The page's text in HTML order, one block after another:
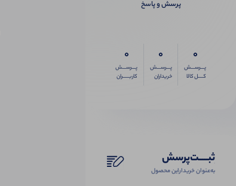
پرسش و پاسخ
0
پـــرســـش
کــــل کالا
0
پـــرســـش
خریداران
0
پـــرســـش
کاربـــــران
ثبـــــت‌پرسش
به‌عنوان ‌خریدار‌این‌ محصول